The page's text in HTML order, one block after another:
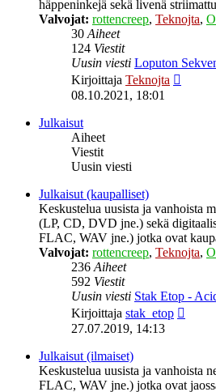
häppeninkejä sekä livenä
Valvojat: rottencreep, Teknojta,
30Aiheet
124 Viestit
Uusin viesti Loputon
Kirjoittaja Teknojta
08.10.2021, 18:01
Julkaisut
Aiheet
Viestit
Uusin viesti
Julkaisut (kaupalliset)
Keskustelua uusista ja vanhoista
(LP, CD, DVD jne.) sekä
FLAC, WAV jne.) jotka ovat
Valvojat: rottencreep, Teknojta,
236Aiheet
592 Viestit
Uusin viesti Stak Etop -
Kirjoittaja stak_etop
27.07.2019, 14:13
Julkaisut (ilmaiset)
Keskustelua uusista ja vanhoista
FLAC, WAV jne.) jotka ovat